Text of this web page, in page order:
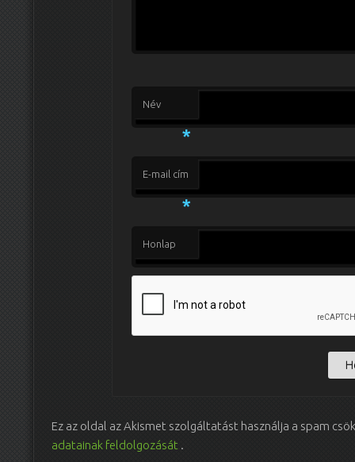
Név
*
E-mail cím
*
Honlap
Ez az oldal az Akismet szolgáltatást használja a spam
adatainak feldolgozását .